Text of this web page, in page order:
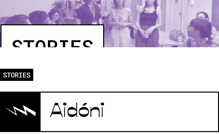
STORIES
STORIES
Aidóni